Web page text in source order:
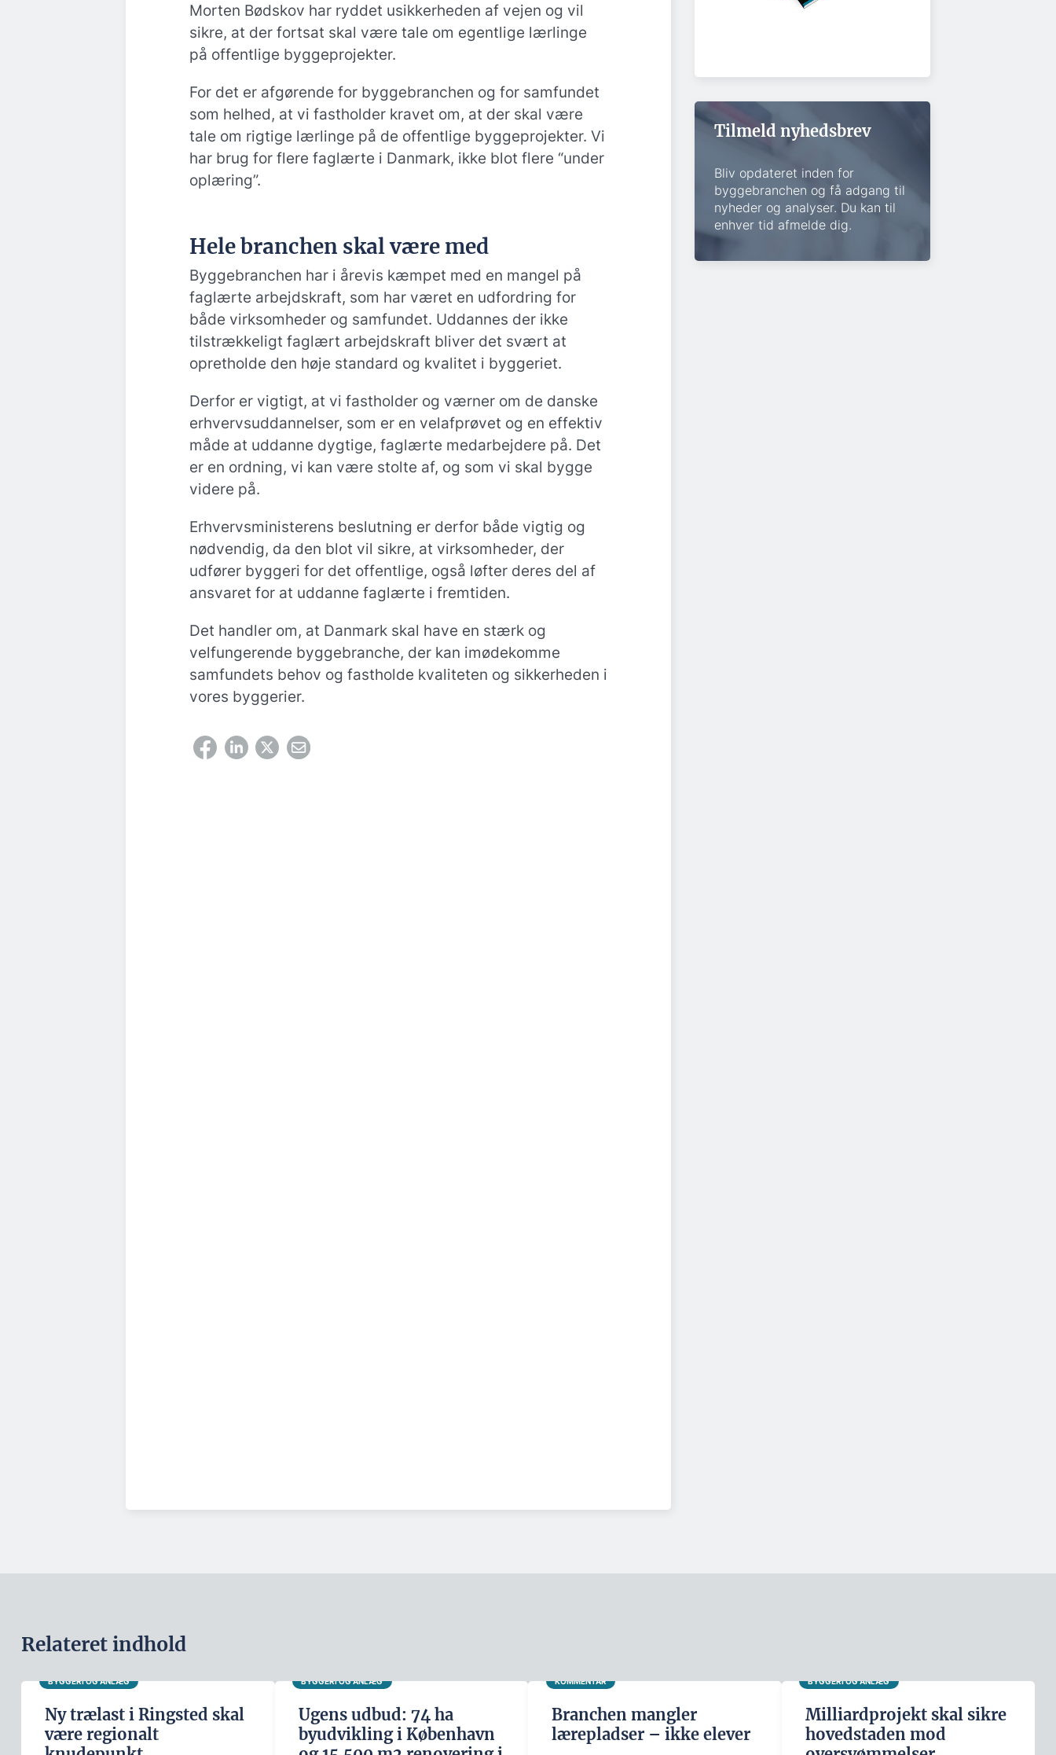
Morten Bødskov har ryddet usikkerheden af vejen og vil
sikre, at der fortsat skal være tale om egentlige lærlinge
på offentlige byggeprojekter.
For det er afgørende for byggebranchen og for samfundet
som helhed, at vi fastholder kravet om, at der skal være
tale om rigtige lærlinge på de offentlige byggeprojekter. Vi
har brug for flere faglærte i Danmark, ikke blot flere “under
oplæring”.
Hele branchen skal være med
Byggebranchen har i årevis kæmpet med en mangel på
faglærte arbejdskraft, som har været en udfordring for
både virksomheder og samfundet. Uddannes der ikke
tilstrækkeligt faglært arbejdskraft bliver det svært at
opretholde den høje standard og kvalitet i byggeriet.
Derfor er vigtigt, at vi fastholder og værner om de danske
erhvervsuddannelser, som er en velafprøvet og en effektiv
måde at uddanne dygtige, faglærte medarbejdere på. Det
er en ordning, vi kan være stolte af, og som vi skal bygge
videre på.
Erhvervsministerens beslutning er derfor både vigtig og
nødvendig, da den blot vil sikre, at virksomheder, der
udfører byggeri for det offentlige, også løfter deres del af
ansvaret for at uddanne faglærte i fremtiden.
Det handler om, at Danmark skal have en stærk og
velfungerende byggebranche, der kan imødekomme
samfundets behov og fastholde kvaliteten og sikkerheden i
vores byggerier.
Tilmeld nyhedsbrev
Bliv opdateret inden for
byggebranchen og få adgang til
nyheder og analyser. Du kan til
enhver tid afmelde dig.
Relateret indhold
BYGGERI OG ANLÆG
Ny trælast i Ringsted skal
være regionalt
BYGGERI OG ANLÆG
Ugens udbud: 74 ha
byudvikling i København
KOMMENTAR
Branchen mangler
lærepladser – ikke elever
BYGGERI OG ANLÆG
Milliardprojekt skal sikre
hovedstaden mod